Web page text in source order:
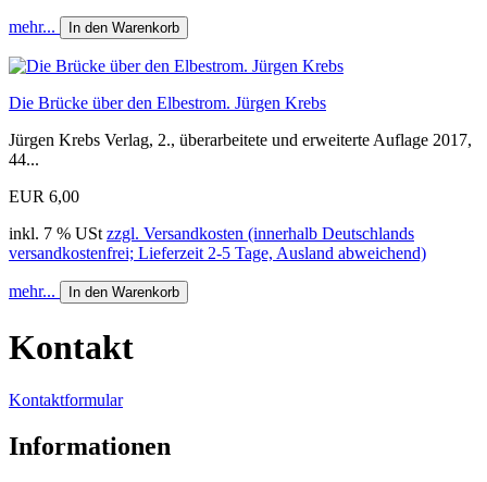
mehr... In den Warenkorb
Die Brücke über den Elbestrom. Jürgen Krebs
Jürgen Krebs Verlag, 2., überarbeitete und erweiterte Auflage 2017,
44...
EUR 6,00
inkl. 7 % USt zzgl. Versandkosten (innerhalb Deutschlands
versandkostenfrei; Lieferzeit 2-5 Tage, Ausland abweichend)
mehr... In den Warenkorb
Kontakt
Kontaktformular
Informationen